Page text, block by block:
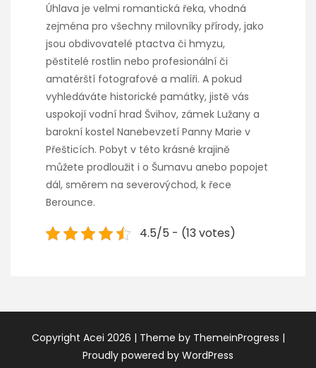
Úhlava je velmi romantická řeka, vhodná
zejména pro všechny milovníky přírody, jako
jsou obdivovatelé ptactva či hmyzu,
pěstitelé rostlin nebo profesionální či
amatérští fotografové a malíři. A pokud
vyhledáváte historické památky, jistě vás
uspokojí vodní hrad Švihov, zámek Lužany a
barokní kostel Nanebevzetí Panny Marie v
Přešticích. Pobyt v této krásné krajině
můžete prodloužit i o Šumavu anebo popojet
dál, směrem na severovýchod, k řece
Berounce.
4.5/5 - (13 votes)
Copyright Acei 2026 | Theme by ThemeinProgress |
Proudly powered by WordPress